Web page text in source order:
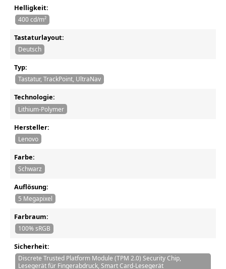
Helligkeit:
400 cd/m²
Tastaturlayout:
Deutsch
Typ:
Tastatur, TrackPoint, UltraNav
Technologie:
Lithium-Polymer
Hersteller:
Lenovo
Farbe:
Schwarz
Auflösung:
5 Megapixel
Farbraum:
100% sRGB
Sicherheit:
Discrete Trusted Platform Module (TPM 2.0) Security Chip,
Lesegerät für Fingerabdruck, Smart Card-Lesegerät